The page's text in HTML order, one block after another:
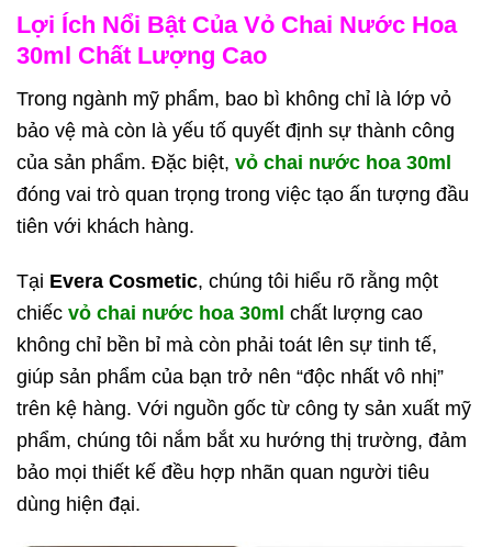
Lợi Ích Nổi Bật Của Vỏ Chai Nước Hoa
30ml Chất Lượng Cao
Trong ngành mỹ phẩm, bao bì không chỉ là lớp vỏ
bảo vệ mà còn là yếu tố quyết định sự thành công
của sản phẩm. Đặc biệt, vỏ chai nước hoa 30ml
đóng vai trò quan trọng trong việc tạo ấn tượng đầu
tiên với khách hàng.
Tại Evera Cosmetic, chúng tôi hiểu rõ rằng một
chiếc vỏ chai nước hoa 30ml chất lượng cao
không chỉ bền bỉ mà còn phải toát lên sự tinh tế,
giúp sản phẩm của bạn trở nên “độc nhất vô nhị”
trên kệ hàng. Với nguồn gốc từ công ty sản xuất mỹ
phẩm, chúng tôi nắm bắt xu hướng thị trường, đảm
bảo mọi thiết kế đều hợp nhãn quan người tiêu
dùng hiện đại.